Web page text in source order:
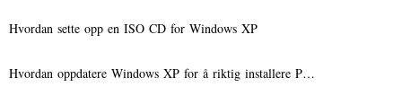
Hvordan sette opp en ISO CD for Windows XP
Hvordan oppdatere Windows XP for å riktig installere P…